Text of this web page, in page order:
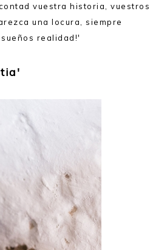
vuestra historia, vuestros
una locura, siempre
realidad!'